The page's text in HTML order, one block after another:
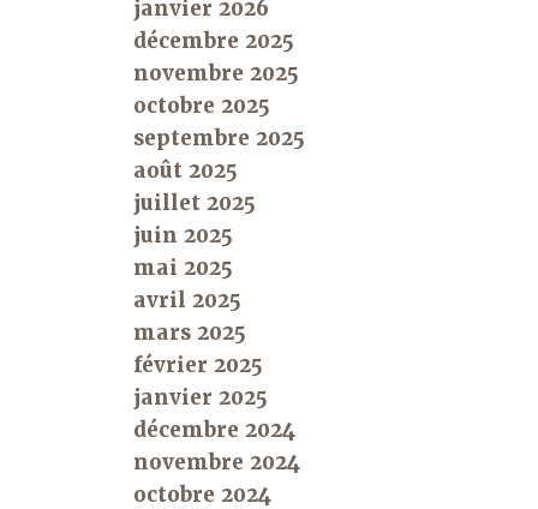
janvier 2026
décembre 2025
novembre 2025
octobre 2025
septembre 2025
août 2025
juillet 2025
juin 2025
mai 2025
avril 2025
mars 2025
février 2025
janvier 2025
décembre 2024
novembre 2024
octobre 2024